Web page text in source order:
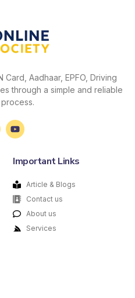
Aadhaar, EPFO, Driving
through a simple and reliable
Important Links
Article & Blogs
Contact us
About us
Services